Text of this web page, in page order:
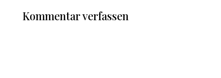
Kommentar verfassen